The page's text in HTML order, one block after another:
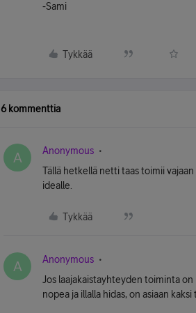
-Sami
Tykkää
6 kommenttia
A Anonymous
Tällä hetkellä netti taas toimii
idealle.
Tykkää
A Anonymous
Jos laajakaistayhteyden toiminta
nopea ja illalla hidas, on asiaan